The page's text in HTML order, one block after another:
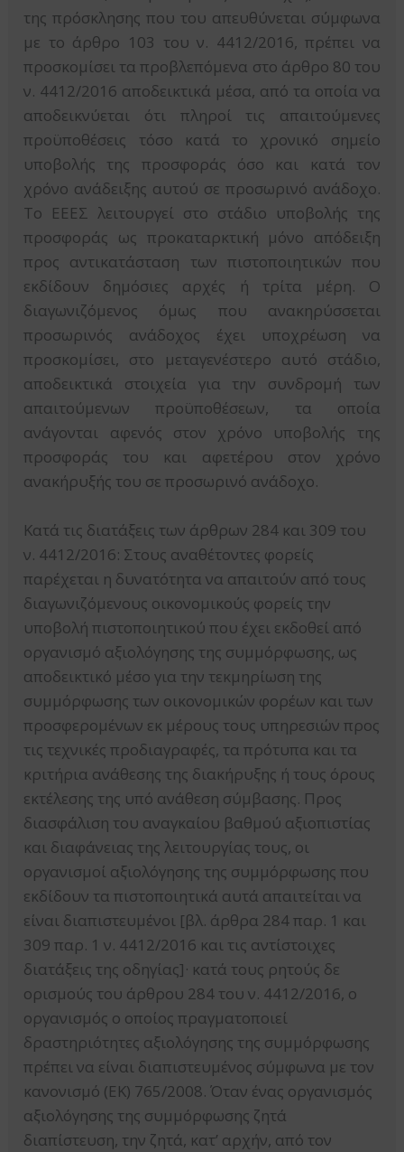
της πρόσκλησης που του απευθύνεται σύμφωνα
με το άρθρο 103 του ν. 4412/2016, πρέπει να
προσκομίσει τα προβλεπόμενα στο άρθρο 80 του
ν. 4412/2016 αποδεικτικά μέσα, από τα οποία να
αποδεικνύεται ότι πληροί τις απαιτούμενες
προϋποθέσεις τόσο κατά το χρονικό σημείο
υποβολής της προσφοράς όσο και κατά τον
χρόνο ανάδειξης αυτού σε προσωρινό ανάδοχο.
Το ΕΕΕΣ λειτουργεί στο στάδιο υποβολής της
προσφοράς ως προκαταρκτική μόνο απόδειξη
προς αντικατάσταση των πιστοποιητικών που
εκδίδουν δημόσιες αρχές ή τρίτα μέρη. Ο
διαγωνιζόμενος όμως που ανακηρύσσεται
προσωρινός ανάδοχος έχει υποχρέωση να
προσκομίσει, στο μεταγενέστερο αυτό στάδιο,
αποδεικτικά στοιχεία για την συνδρομή των
απαιτούμενων προϋποθέσεων, τα οποία
ανάγονται αφενός στον χρόνο υποβολής της
προσφοράς του και αφετέρου στον χρόνο
ανακήρυξής του σε προσωρινό ανάδοχο.
Κατά τις διατάξεις των άρθρων 284 και 309 του
ν. 4412/2016: Στους αναθέτοντες φορείς
παρέχεται η δυνατότητα να απαιτούν από τους
διαγωνιζόμενους οικονομικούς φορείς την
υποβολή πιστοποιητικού που έχει εκδοθεί από
οργανισμό αξιολόγησης της συμμόρφωσης, ως
αποδεικτικό μέσο για την τεκμηρίωση της
συμμόρφωσης των οικονομικών φορέων και των
προσφερομένων εκ μέρους τους υπηρεσιών προς
τις τεχνικές προδιαγραφές, τα πρότυπα και τα
κριτήρια ανάθεσης της διακήρυξης ή τους όρους
εκτέλεσης της υπό ανάθεση σύμβασης. Προς
διασφάλιση του αναγκαίου βαθμού αξιοπιστίας
και διαφάνειας της λειτουργίας τους, οι
οργανισμοί αξιολόγησης της συμμόρφωσης που
εκδίδουν τα πιστοποιητικά αυτά απαιτείται να
είναι διαπιστευμένοι [βλ. άρθρα 284 παρ. 1 και
309 παρ. 1 ν. 4412/2016 και τις αντίστοιχες
διατάξεις της οδηγίας]· κατά τους ρητούς δε
ορισμούς του άρθρου 284 του ν. 4412/2016, ο
οργανισμός ο οποίος πραγματοποιεί
δραστηριότητες αξιολόγησης της συμμόρφωσης
πρέπει να είναι διαπιστευμένος σύμφωνα με τον
κανονισμό (ΕΚ) 765/2008. Όταν ένας οργανισμός
αξιολόγησης της συμμόρφωσης ζητά
διαπίστευση, την ζητά, κατ’ αρχήν, από τον